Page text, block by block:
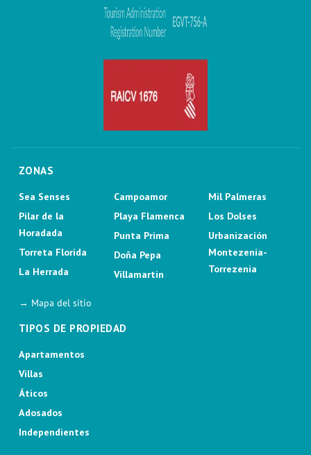
ZONAS
Sea Senses
Pilar de la
Horadada
Torreta Florida
La Herrada
Campoamor
Playa Flamenca
Punta Prima
Doña Pepa
Villamartin
Mil Palmeras
Los Dolses
Urbanización
Montezenia-
Torrezenia
→ Mapa del sitio
TIPOS DE PROPIEDAD
Apartamentos
Villas
Áticos
Adosados
Independientes